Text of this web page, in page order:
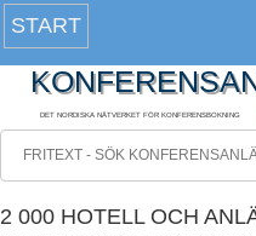
START
DET NORDISKA NÄTVERKET FÖR KONFERENSBOKNING
2 000 HOTELL OCH